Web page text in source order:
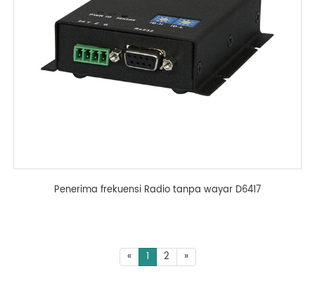
Penerima frekuensi Radio tanpa wayar D6417
« 1 2 »